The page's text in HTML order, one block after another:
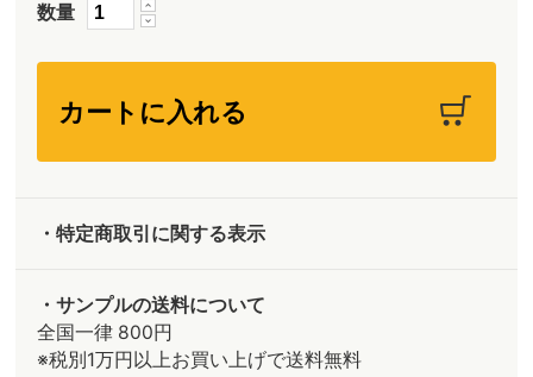
数量
・特定商取引に関する表示
・サンプルの送料について
全国一律 800円
※税別1万円以上お買い上げで送料無料